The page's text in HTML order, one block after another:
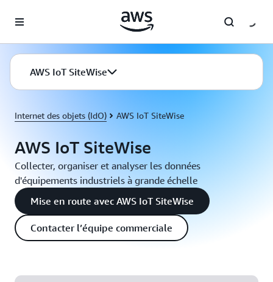
AWS IoT SiteWise
Internet des objets (IdO) AWS IoT SiteWise
AWS IoT SiteWise
Collecter, organiser et analyser les données
d'équipements industriels à grande échelle
Mise en route avec AWS IoT SiteWise
Contacter l’équipe commerciale